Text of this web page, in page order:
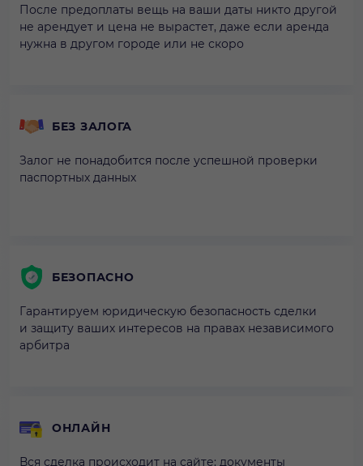
После предоплаты вещь на ваши даты никто другой
не арендует и цена не вырастет, даже если аренда
нужна в другом городе или не скоро
БЕЗ ЗАЛОГА
Залог не понадобится после успешной проверки
паспортных данных
БЕЗОПАСНО
Гарантируем юридическую безопасность сделки
и защиту ваших интересов на правах независимого
арбитра
ОНЛАЙН
Вся сделка происходит на сайте: документы